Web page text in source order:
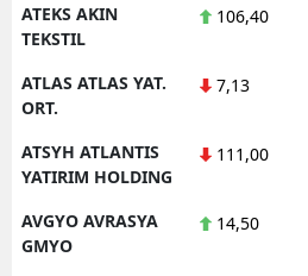
ATEKS AKIN
TEKSTIL
106,40
ATLAS ATLAS YAT.
ORT.
7,13
ATSYH ATLANTIS
YATIRIM HOLDING
111,00
AVGYO AVRASYA
GMYO
14,50